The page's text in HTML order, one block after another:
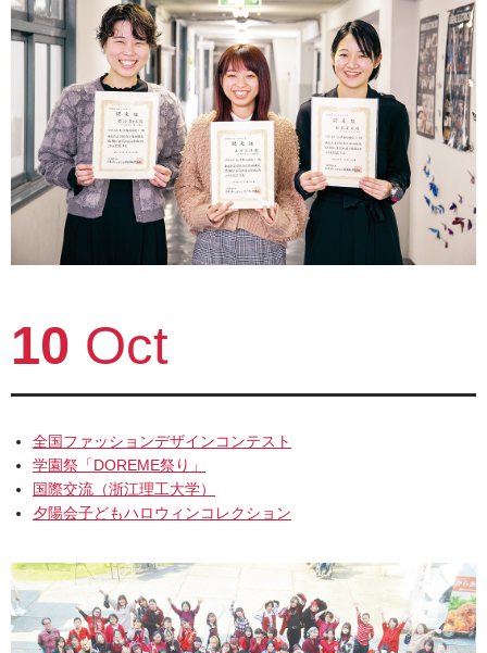
10 Oct
全国ファッションデザインコンテスト
学園祭「DOREME祭り」
国際交流（浙江理工大学）
夕陽会子どもハロウィンコレクション